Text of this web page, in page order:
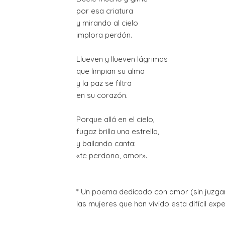
por esa criatura
y mirando al cielo
implora perdón.
Llueven y llueven lágrimas
que limpian su alma
y la paz se filtra
en su corazón.
Porque allá en el cielo,
fugaz brilla una estrella,
y bailando canta:
«te perdono, amor».
* Un poema dedicado con amor (sin
las mujeres que han vivido esta difícil